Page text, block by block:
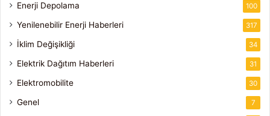
Enerji Depolama 100
Yenilenebilir Enerji Haberleri 317
İklim Değişikliği 34
Elektrik Dağıtım Haberleri 31
Elektromobilite 30
Genel 7